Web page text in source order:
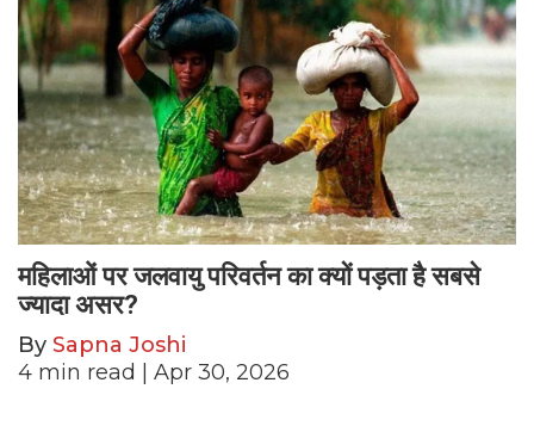
महिलाओं पर जलवायु परिवर्तन का क्यों पड़ता है सबसे
ज्यादा असर?
By Sapna Joshi
4 min read | Apr 30, 2026